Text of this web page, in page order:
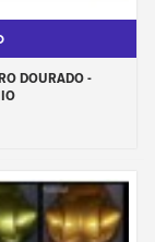
DOURADO -